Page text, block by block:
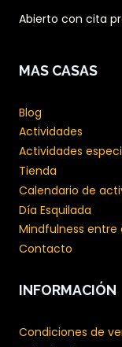
Abierto con cita
MAS CASAS
Blog
Actividades
Actividades
Tienda
Calendario de
Día Esquilada
Mindfulness entre
Contacto
INFORMACIÓN
Condiciones de